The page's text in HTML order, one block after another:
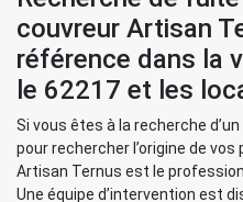
couvreur Artisan
référence dans la
le 62217 et les
Si vous êtes à la recherche
pour rechercher l’origine de
Artisan Ternus est le
Une équipe d’intervention est